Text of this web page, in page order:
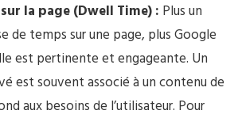
la page (Dwell Time) : Plus un
de temps sur une page, plus Google
est pertinente et engageante. Un
est souvent associé à un contenu de
aux besoins de l’utilisateur. Pour